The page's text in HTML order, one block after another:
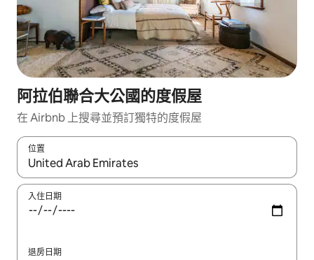
阿拉伯聯合大公國的度假屋
在 Airbnb 上搜尋並預訂獨特的度假屋
位置
如有搜尋結果，瀏覽內容時請使用上下箭頭，或輕點、滑動裝置。
入住日期
退房日期